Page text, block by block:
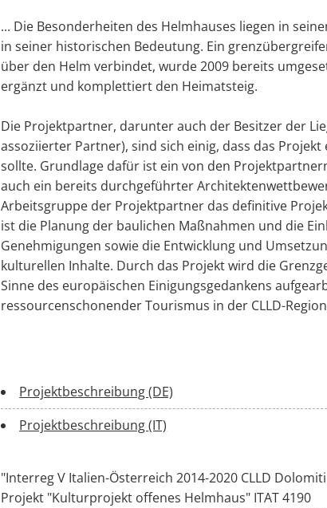
... Die Besonderheiten des Helmhauses liegen in
in seiner historischen Bedeutung. Ein
über den Helm verbindet, wurde 2009 bereits
ergänzt und komplettiert den Heimatsteig.
Die Projektpartner, darunter auch der Besitzer der
assoziierter Partner), sind sich einig, dass das
sollte. Grundlage dafür ist ein von den
auch ein bereits durchgeführter
Arbeitsgruppe der Projektpartner das definitive
ist die Planung der baulichen Maßnahmen und die
Genehmigungen sowie die Entwicklung und
kulturellen Inhalte. Durch das Projekt wird die
Sinne des europäischen Einigungsgedankens
ressourcenschonender Tourismus in der CLLD-
Projektbeschreibung (DE)
Projektbeschreibung (IT)
"Interreg V Italien-Österreich 2014-2020 CLLD Dolomiti
Projekt "Kulturprojekt offenes Helmhaus" ITAT 4190